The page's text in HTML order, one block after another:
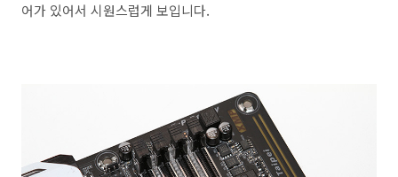
어가 있어서 시원스럽게 보입니다.